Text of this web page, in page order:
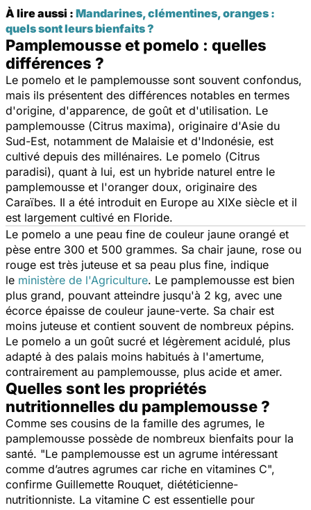
À lire aussi : Mandarines, clémentines, oranges :
quels sont leurs bienfaits ?
Pamplemousse et pomelo : quelles
différences ?
Le pomelo et le pamplemousse sont souvent confondus,
mais ils présentent des différences notables en termes
d'origine, d'apparence, de goût et d'utilisation. Le
pamplemousse (Citrus maxima), originaire d'Asie du
Sud-Est, notamment de Malaisie et d'Indonésie, est
cultivé depuis des millénaires. Le pomelo (Citrus
paradisi), quant à lui, est un hybride naturel entre le
pamplemousse et l'oranger doux, originaire des
Caraïbes. Il a été introduit en Europe au XIXe siècle et il
est largement cultivé en Floride.
Le pomelo a une peau fine de couleur jaune orangé et
pèse entre 300 et 500 grammes. Sa chair jaune, rose ou
rouge est très juteuse et sa peau plus fine, indique
le ministère de l'Agriculture. Le pamplemousse est bien
plus grand, pouvant atteindre jusqu'à 2 kg, avec une
écorce épaisse de couleur jaune-verte. Sa chair est
moins juteuse et contient souvent de nombreux pépins.
Le pomelo a un goût sucré et légèrement acidulé, plus
adapté à des palais moins habitués à l'amertume,
contrairement au pamplemousse, plus acide et amer.
Quelles sont les propriétés
nutritionnelles du pamplemousse ?
Comme ses cousins de la famille des agrumes, le
pamplemousse possède de nombreux bienfaits pour la
santé. "Le pamplemousse est un agrume intéressant
comme d’autres agrumes car riche en vitamines C",
confirme Guillemette Rouquet, diététicienne-
nutritionniste. La vitamine C est essentielle pour